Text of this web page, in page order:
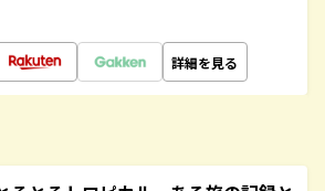
詳細を見る